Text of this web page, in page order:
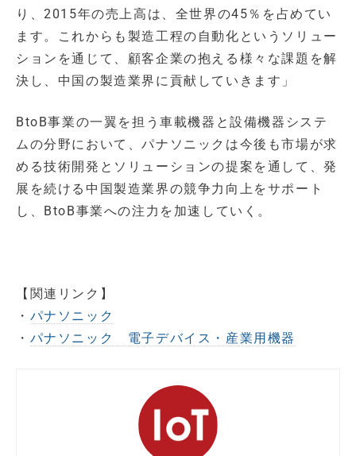
り、2015年の売上高は、全世界の45％を占めてい
ます。これからも製造工程の自動化というソリュー
ションを通じて、顧客企業の抱える様々な課題を解
決し、中国の製造業界に貢献していきます」
BtoB事業の一翼を担う車載機器と設備機器システ
ムの分野において、パナソニックは今後も市場が求
める技術開発とソリューションの提案を通して、発
展を続ける中国製造業界の競争力向上をサポート
し、BtoB事業への注力を加速していく。
【関連リンク】
・ パナソニック
・ パナソニック 電子デバイス・産業用機器